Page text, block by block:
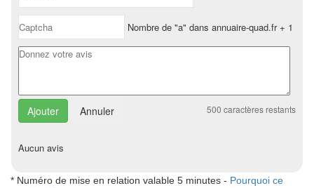
Nombre de "a" dans annuaire-quad.fr + 1
Annuler 500 caractères restants
Aucun avis
* Numéro de mise en relation valable 5 minutes - Pourquoi ce